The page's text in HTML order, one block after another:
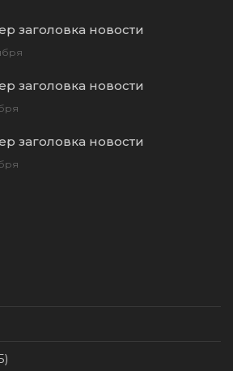
заголовка новости
заголовка новости
заголовка новости